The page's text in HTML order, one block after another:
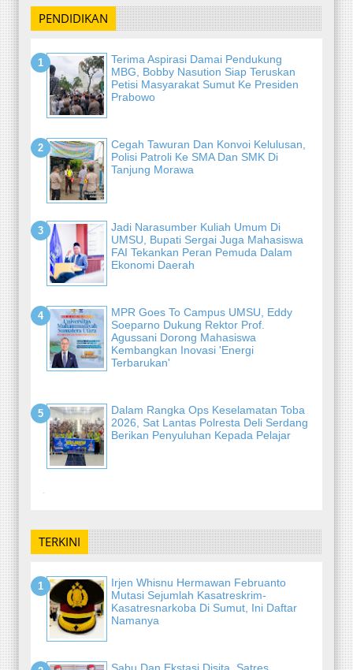
PENDIDIKAN
Terima Aspirasi Damai Pendukung
MBG, Bobby Nasution Siap Teruskan
Petisi Masyarakat Sumut Ke Presiden
Prabowo
Cegah Tawuran Dan Konvoi Kelulusan,
Polisi Patroli Ke SMA Dan SMK Di
Tanjung Morawa
Jadi Narasumber Kuliah Umum Di
UMSU, Bupati Sergai Juga Mahasiswa
FAI Tekankan Peran Pemuda Dalam
Ekonomi Daerah
MPR Goes To Campus UMSU, Eddy
Soeparno Dukung Rektor Prof.
Agussani Dorong Mahasiswa
Kembangkan Inovasi 'Energi
Terbarukan'
Dalam Rangka Ops Keselamatan Toba
2026, Sat Lantas Polresta Deli Serdang
Berikan Penyuluhan Kepada Pelajar
-
TERKINI
Irjen Whisnu Hermawan Februanto
Mutasi Sejumlah Kasatreskrim-
Kasatresnarkoba Di Sumut, Ini Daftar
Namanya